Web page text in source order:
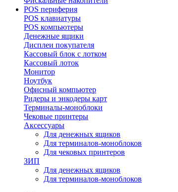
POS периферия
POS клавиатуры
POS компьютеры
Денежные ящики
Дисплеи покупателя
Кассовый блок с лотком
Кассовый лоток
Монитор
Ноутбук
Офисный компьютер
Ридеры и энкодеры карт
Терминалы-моноблоки
Чековые принтеры
Аксессуары
Для денежных ящиков
Для терминалов-моноблоков
Для чековых принтеров
ЗИП
Для денежных ящиков
Для терминалов-моноблоков